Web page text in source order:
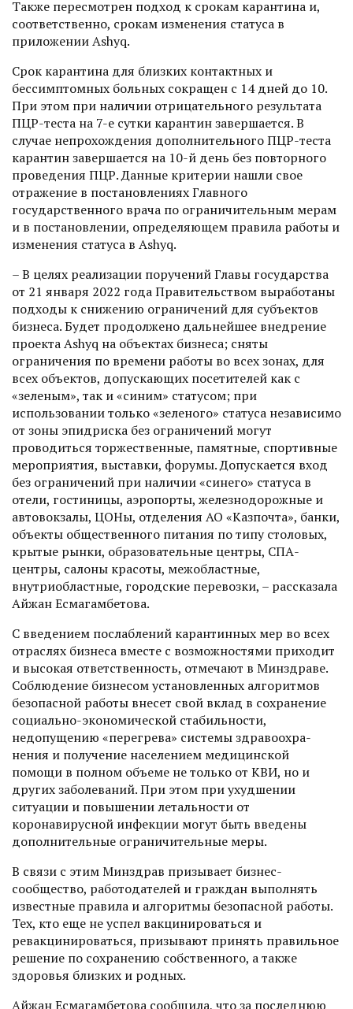
Также пересмот­рен подход к срокам карантина и,
соответственно, срокам изменения статуса в
приложении Ashyq.
Срок карантина для близких контактных и
бессимптомных больных сокращен с 14 дней до 10.
При этом при наличии отрицательного результата
ПЦР-теста на 7-е сутки карантин завершается. В
случае непрохождения дополнительного ПЦР-теста
карантин завершается на 10-й день без повторного
проведения ПЦР. Данные критерии нашли свое
отражение в постановлениях Главного
государственного врача по ограничительным мерам
и в постановлении, определяющем правила работы и
изменения статуса в Ashyq.
– В целях реализации поручений Главы государства
от 21 января 2022 года Правительством выработаны
подходы к снижению ограничений для субъектов
бизнеса. Будет продолжено дальнейшее внедрение
проекта Ashyq на объектах бизнеса; сняты
ограничения по времени работы во всех зонах, для
всех объектов, допускающих посетителей как с
«зеленым», так и «синим» статусом; при
использовании только «зеленого» статуса независимо
от зоны эпидриска без ограничений могут
проводиться торжественные, памятные, спортивные
мероприятия, выставки, форумы. Допускается вход
без ограничений при наличии «синего» статуса в
отели, гостиницы, аэропорты, железнодорожные и
автовокзалы, ЦОНы, отделения АО «Казпочта», банки,
объекты общественного питания по типу столовых,
крытые рынки, образовательные центры, СПА-
центры, салоны красоты, межобластные,
внутриобластные, городские перевозки, – рассказала
Айжан Есмагамбетова.
С введением послаблений карантинных мер во всех
отраслях бизнеса вместе с возможностями приходит
и высокая ответственность, отмечают в Минздраве.
Соблюдение бизнесом установленных алгоритмов
безопасной работы внесет свой вклад в сохранение
социально-экономичес­кой стабильности,
недопущению «перегрева» системы здравоохра­
нения и получение населением медицинской
помощи в полном объеме не только от КВИ, но и
других заболеваний. При этом при ухудшении
ситуации и повышении летальности от
коронавирусной инфекции могут быть введены
дополнительные ограничительные меры.
В связи с этим Минздрав призывает бизнес-
сообщество, работодателей и граждан выполнять
известные правила и алгоритмы безопасной работы.
Тех, кто еще не успел вакцинироваться и
ревакцинироваться, призывают принять правильное
решение по сохранению собственного, а также
здоровья близких и родных.
Айжан Есмагамбетова сообщила, что за последнюю